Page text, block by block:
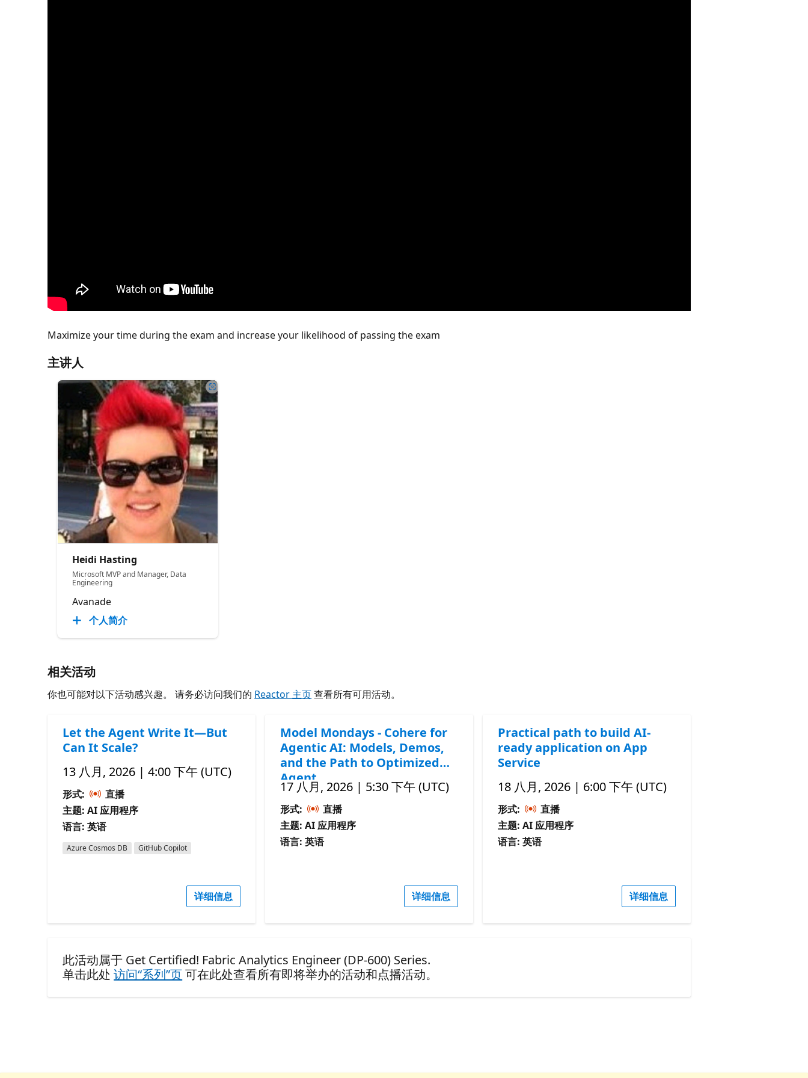
Maximize your time during the exam and increase your likelihood of passing the exam
主讲人
Heidi Hasting
Microsoft MVP and Manager, Data
Engineering
Avanade
个人简介
相关活动
你也可能对以下活动感兴趣。 请务必访问我们的 Reactor 主页查看所有可用活动。
Let the Agent Write It—But
Can It Scale?
13 八月, 2026 | 4:00 下午 (UTC)
形式:
直播
主题: AI 应用程序
语言: 英语
Azure Cosmos DB GitHub Copilot
详细信息
Model Mondays - Cohere for
Agentic AI: Models, Demos,
and the Path to Optimized
Agent
17 八月, 2026 | 5:30 下午 (UTC)
形式:
直播
主题: AI 应用程序
语言: 英语
详细信息
Practical path to build AI-
ready application on App
Service
18 八月, 2026 | 6:00 下午 (UTC)
形式:
直播
主题: AI 应用程序
语言: 英语
详细信息
此活动属于 Get Certified! Fabric Analytics Engineer (DP-600) Series.
单击此处访问“系列”页可在此处查看所有即将举办的活动和点播活动。